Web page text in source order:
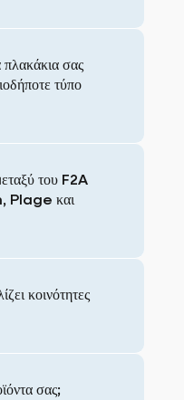
σας
τύπο
του F2A
Plage και
κοινότητες
σας;